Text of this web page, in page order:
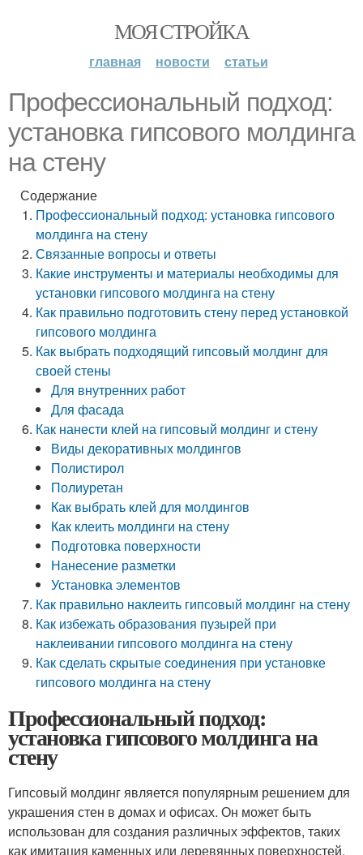
МОЯ СТРОЙКА
главная новости статьи
Профессиональный подход:
установка гипсового молдинга
на стену
Содержание
Профессиональный подход: установка гипсового
молдинга на стену
Связанные вопросы и ответы
Какие инструменты и материалы необходимы для
установки гипсового молдинга на стену
Как правильно подготовить стену перед установкой
гипсового молдинга
Как выбрать подходящий гипсовый молдинг для
своей стены
Для внутренних работ
Для фасада
Как нанести клей на гипсовый молдинг и стену
Виды декоративных молдингов
Полистирол
Полиуретан
Как выбрать клей для молдингов
Как клеить молдинги на стену
Подготовка поверхности
Нанесение разметки
Установка элементов
Как правильно наклеить гипсовый молдинг на стену
Как избежать образования пузырей при
наклеивании гипсового молдинга на стену
Как сделать скрытые соединения при установке
гипсового молдинга на стену
Профессиональный подход:
установка гипсового молдинга на
стену
Гипсовый молдинг является популярным решением для
украшения стен в домах и офисах. Он может быть
использован для создания различных эффектов, таких
как имитация каменных или деревянных поверхностей,